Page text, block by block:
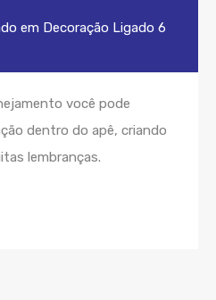
em Decoração Ligado 6
você pode
dentro do apê, criando
lembranças.